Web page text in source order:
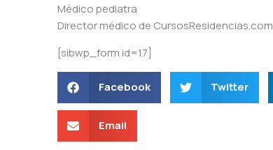
Médico pediatra
Director médico de CursosResidencias.com
[sibwp_form id=17]
Facebook Twitter
Email